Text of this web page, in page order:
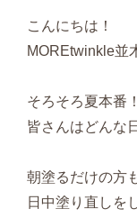
こんにちは！
MOREtwinkle並
そろそろ夏本番！
皆さんはどんな
朝塗るだけの方
日中塗り直しを